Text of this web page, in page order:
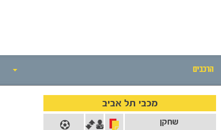
הרכבים
סיקור המשחק
מכבי תל אביב
שחקן